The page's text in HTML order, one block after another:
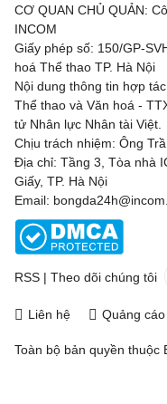
CƠ QUAN CHỦ QUẢN:
INCOM
Giấy phép số: 150/GP-
hoá Thể thao TP. Hà Nội
Nội dung thông tin hợp
Thể thao và Văn hoá -
tử Nhân lực Nhân tài Việt.
Chịu trách nhiệm: Ông
Địa chỉ: Tầng 3, Tòa nhà
Giấy, TP. Hà Nội
Email:
RSS | Theo dõi chúng tôi
Liên hệ Quảng cáo
Toàn bộ bản quyền thuộc